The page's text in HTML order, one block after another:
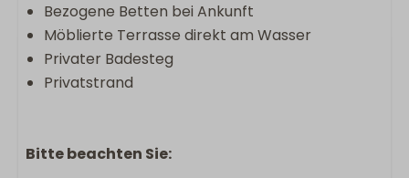
Bezogene Betten bei Ankunft
Möblierte Terrasse direkt am Wasser
Privater Badesteg
Privatstrand
Bitte beachten Sie: